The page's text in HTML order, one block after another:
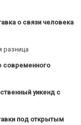
о связи человека
разница
современного
уикенд с
под открытым